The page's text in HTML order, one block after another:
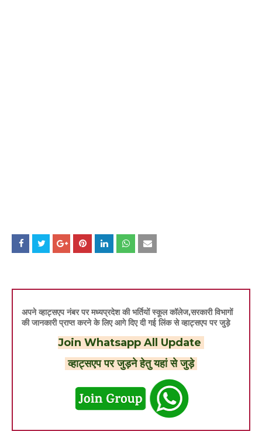
अपने व्हाट्सएप नंबर पर मध्यप्रदेश की भर्तियों स्कूल कॉलेज,सरकारी विभागों
की जानकारी प्राप्त करने के लिए आगे दिए दी गई लिंक से व्हाट्सएप पर जुड़े
Join Whatsapp All Update
व्हाट्सएप पर जुड़ने हेतु यहां से जुड़े